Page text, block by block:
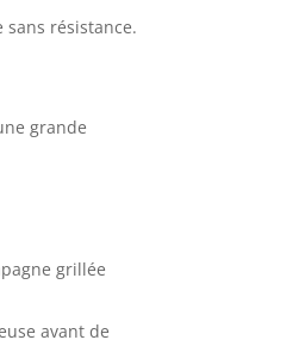
résistance.
grande
grillée
avant de